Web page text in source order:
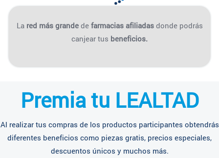
La red más grandede farmacias afiliadasdonde podrás
canjear tus beneficios.
Premia tu LEALTAD
Al realizar tus compras de los productos participantes obtendrás
diferentes beneficios como piezas gratis, precios especiales,
descuentos únicos y muchos más.